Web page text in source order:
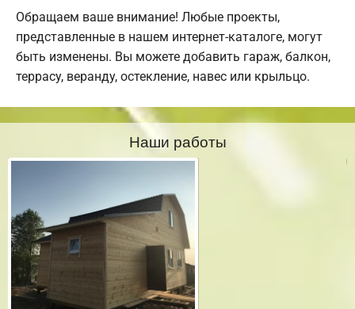
Обращаем ваше внимание! Любые проекты,
представленные в нашем интернет-каталоге, могут
быть изменены. Вы можете добавить гараж, балкон,
террасу, веранду, остекление, навес или крыльцо.
Наши работы